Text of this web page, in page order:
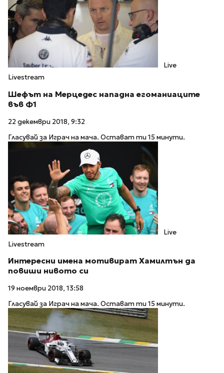
Live
Livestream
Шефът на Мерцедес нападна егоманиаците
във Ф1
22 декември 2018, 9:32
Гласувай за Играч на мача. Остават ти 15 минути.
Live
Livestream
Интересни имена мотивират Хамилтън да
повиши нивото си
19 ноември 2018, 13:58
Гласувай за Играч на мача. Остават ти 15 минути.